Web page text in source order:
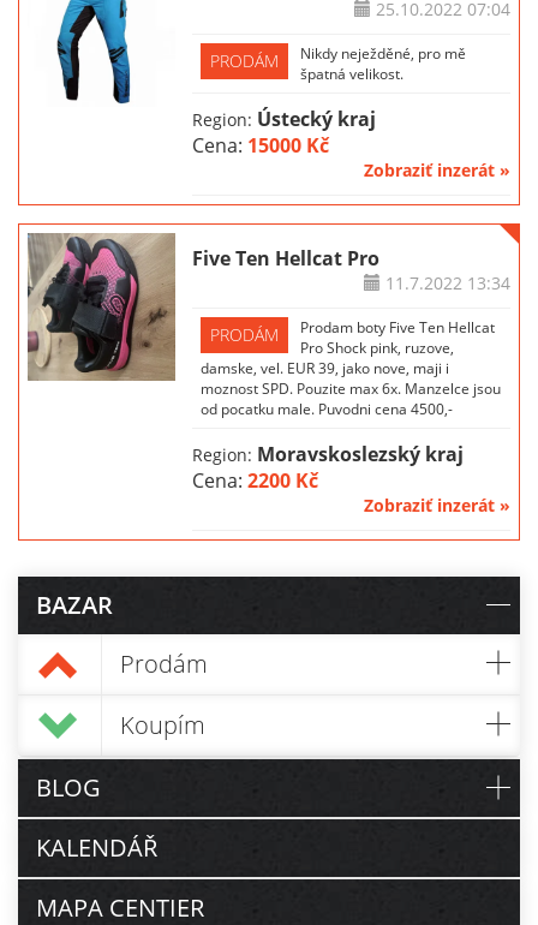
25.10.2022 07:04
PRODÁM
Nikdy neježděné, pro mě
špatná velikost.
Region: Ústecký kraj
Cena: 15000 Kč
Zobraziť inzerát »
Five Ten Hellcat Pro
11.7.2022 13:34
PRODÁM
Prodam boty Five Ten Hellcat
Pro Shock pink, ruzove,
damske, vel. EUR 39, jako nove, maji i
moznost SPD. Pouzite max 6x. Manzelce jsou
od pocatku male. Puvodni cena 4500,-
Region: Moravskoslezský kraj
Cena:2200 Kč
Zobraziť inzerát »
BAZAR
Prodám
Koupím
BLOG
KALENDÁŘ
MAPA CENTIER